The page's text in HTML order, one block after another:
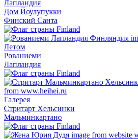
Лапландия
Дом Йоулупукки
Финский Санта
Летом
Рованиеми
Лапландия
Галерея
Стритарт Хельсинки
Мальминкартано